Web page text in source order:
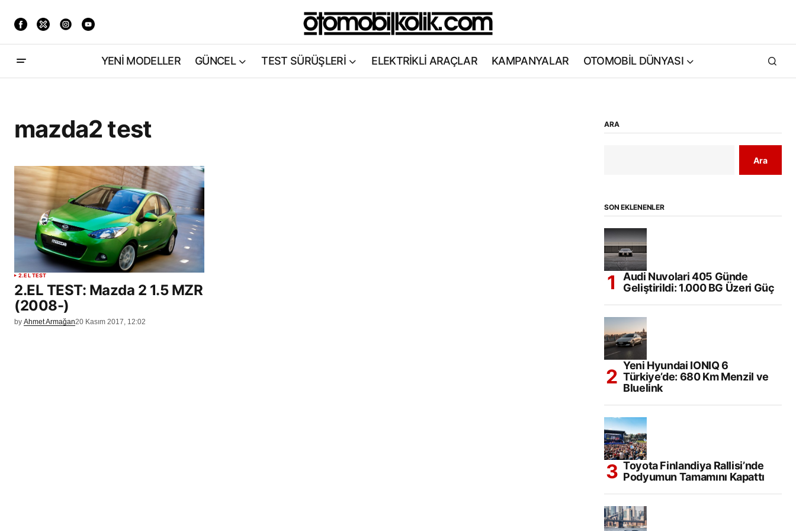
YENİ MODELLER GÜNCEL TEST SÜRÜŞLERİ ELEKTRİKLİ ARAÇLAR KAMPANYALAR OTOMOBİL DÜNYASI
mazda2 test
2.EL TEST
2.EL TEST: Mazda 2 1.5 MZR
(2008-)
by Ahmet Armağan20 Kasım 2017, 12:02
ARA
Ara
SON EKLENENLER
Audi Nuvolari 405 Günde
Geliştirildi: 1.000 BG Üzeri Güç
Yeni Hyundai IONIQ 6
Türkiye’de: 680 Km Menzil ve
Bluelink
Toyota Finlandiya Rallisi’nde
Podyumun Tamamını Kapattı